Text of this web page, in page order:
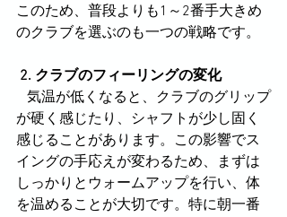
このため、普段よりも1～2番手大きめ
のクラブを選ぶのも一つの戦略です。
2. クラブのフィーリングの変化
が硬く感じたり、シャフトが少し固く
感じることがあります。この影響でス
イングの手応えが変わるため、まずは
しっかりとウォームアップを行い、体
を温めることが大切です。特に朝一番